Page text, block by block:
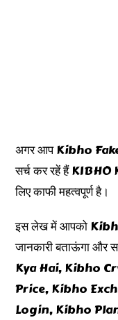
अगर आप Kibho Fake
सर्च कर रहें हैं
लिए काफी महत्वपूर्ण है।
इस लेख में आपको
जानकारी बताऊंगा
Kya Hai, Kibho
Price, Kibho
Login, Kibho Plan